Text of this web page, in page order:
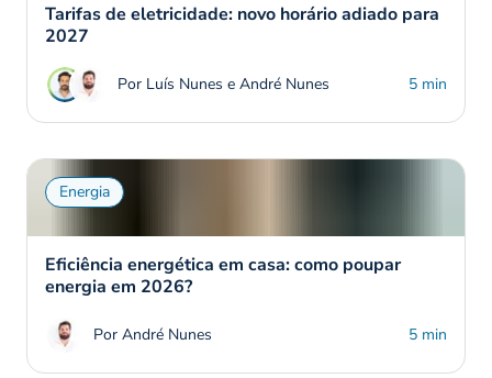
Tarifas de eletricidade: novo horário adiado para
2027
Por Luís Nunes e André Nunes 5 min
Energia
Eficiência energética em casa: como poupar
energia em 2026?
Por André Nunes 5 min